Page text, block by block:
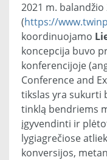
2021 m. balandžio
(https://
koordinuojamo
koncepcija buvo
konferencijoje
Conference and
tikslas yra sukurti
tinklą bendriems
įgyvendinti ir
lygiagrečiose
konversijos,